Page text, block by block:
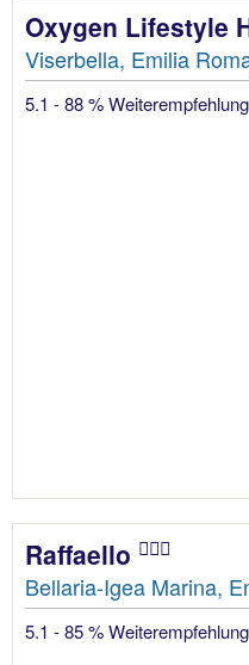
Oxygen Lifestyle
Viserbella, Emilia
5.1 - 88 % Weiterempfehlung
Raffaello
Bellaria-Igea Marina,
5.1 - 85 % Weiterempfehlung